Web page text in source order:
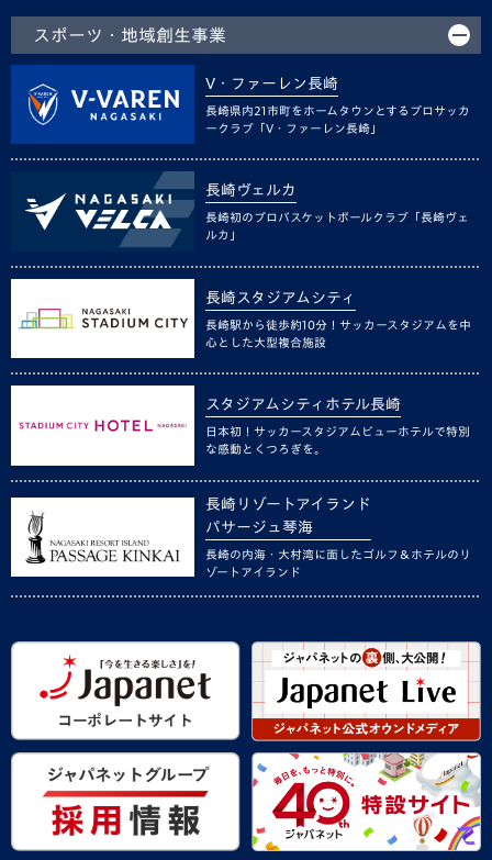
スポーツ・地域創生事業
V・ファーレン長崎
長崎県内21市町をホームタウンとするプロサッカ
ークラブ「V・ファーレン長崎」
長崎ヴェルカ
長崎初のプロバスケットボールクラブ「長崎ヴェ
ルカ」
長崎スタジアムシティ
長崎駅から徒歩約10分！サッカースタジアムを中
心とした大型複合施設
スタジアムシティホテル長崎
日本初！サッカースタジアムビューホテルで特別
な感動とくつろぎを。
長崎リゾートアイランド
パサージュ琴海
長崎の内海・大村湾に面したゴルフ＆ホテルのリ
ゾートアイランド